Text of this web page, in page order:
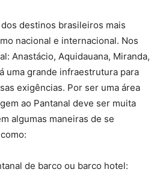
destinos brasileiros mais
nacional e internacional. Nos
Anastácio, Aquidauana, Miranda,
uma grande infraestrutura para
exigências. Por ser uma área
ao Pantanal deve ser muita
algumas maneiras de se
de barco ou barco hotel: